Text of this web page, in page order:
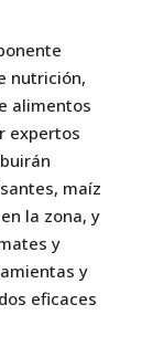
nutrición,
alimentos
expertos
maíz
la zona, y
y
y
eficaces